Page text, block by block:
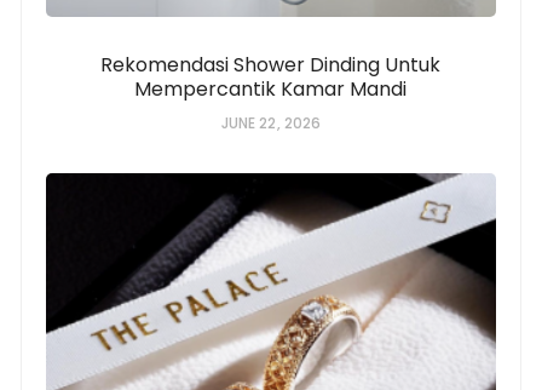
Rekomendasi Shower Dinding Untuk
Mempercantik Kamar Mandi
JUNE 22, 2026